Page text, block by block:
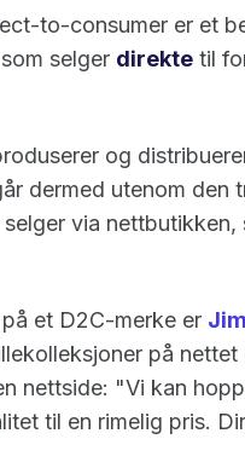
to-consumer er et
selger direkte til
og
dermed utenom den
via
et D2C-merke er
på
nettside: "Vi kan
til en rimelig pris.